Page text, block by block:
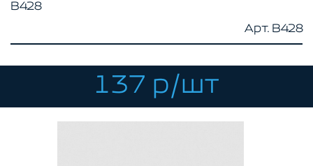
КОНСТРУКЦИОННЫЙ ПРОФИЛЬ
КОМПЛЕКТУЮЩИЕ К ЧПУ
КОНСТРУКЦИОННЫЙ ПРОФИЛЬ ДЛЯ
ПРОФИЛЬНЫЕ НАПРАВЛЯЮЩИЕ
ПОЛИРОВАННЫЕ ВАЛЫ И ДЕРЖАТЕЛИ
B428
Арт. B428
137 р/шт